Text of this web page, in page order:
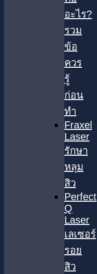
อะไร?
รวม
ข้อ
ควร
รู้
ก่อน
ทำ
Fraxel
Laser
รักษา
หลุม
สิว
Perfect
Q
Laser
เลเซอร์
รอย
สิว